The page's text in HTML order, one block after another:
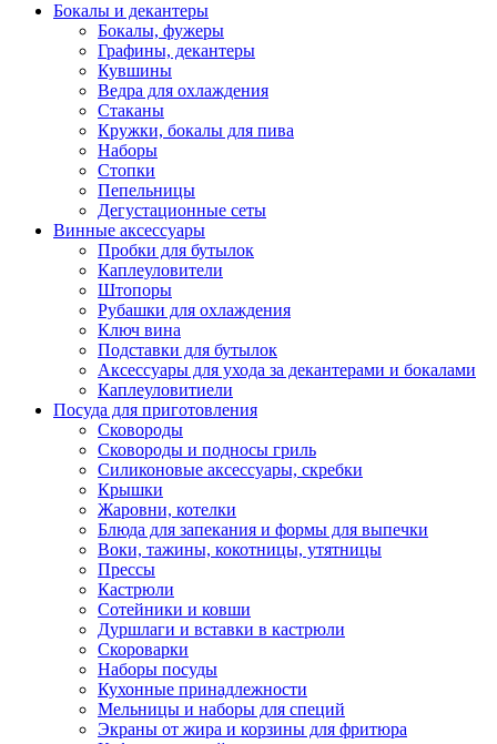
Бокалы и декантеры
Бокалы, фужеры
Графины, декантеры
Кувшины
Ведра для охлаждения
Стаканы
Кружки, бокалы для пива
Наборы
Стопки
Пепельницы
Дегустационные сеты
Винные аксессуары
Пробки для бутылок
Каплеуловители
Штопоры
Рубашки для охлаждения
Ключ вина
Подставки для бутылок
Аксессуары для ухода за декантерами и бокалами
Каплеуловитиели
Посуда для приготовления
Сковороды
Сковороды и подносы гриль
Силиконовые аксессуары, скребки
Крышки
Жаровни, котелки
Блюда для запекания и формы для выпечки
Воки, тажины, кокотницы, утятницы
Прессы
Кастрюли
Сотейники и ковши
Дуршлаги и вставки в кастрюли
Скороварки
Наборы посуды
Кухонные принадлежности
Мельницы и наборы для специй
Экраны от жира и корзины для фритюра